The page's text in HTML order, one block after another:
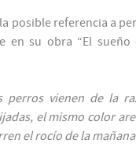
posible referencia a
en su obra “El
perros vienen de la
el mismo color
el rocío de la